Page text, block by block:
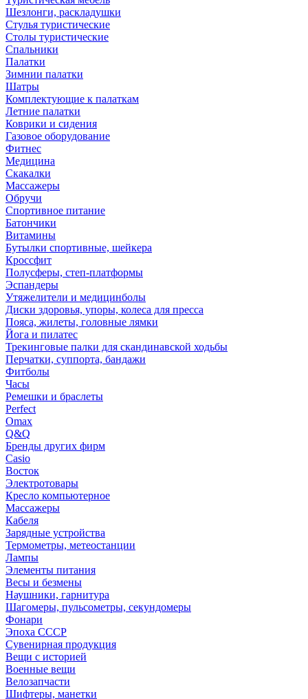
Шезлонги, раскладушки
Стулья туристические
Столы туристические
Спальники
Палатки
Зимнии палатки
Шатры
Комплектующие к палаткам
Летние палатки
Коврики и сидения
Газовое оборудование
Фитнес
Медицина
Скакалки
Массажеры
Обручи
Спортивное питание
Батончики
Витамины
Бутылки спортивные, шейкера
Кроссфит
Полусферы, степ-платформы
Эспандеры
Утяжелители и медицинболы
Диски здоровья, упоры, колеса для пресса
Пояса, жилеты, головные лямки
Йога и пилатес
Трекинговые палки для скандинавской ходьбы
Перчатки, суппорта, бандажи
Фитболы
Часы
Ремешки и браслеты
Perfect
Omax
Q&Q
Бренды других фирм
Casio
Восток
Электротовары
Кресло компьютерное
Массажеры
Кабеля
Зарядные устройства
Термометры, метеостанции
Лампы
Элементы питания
Весы и безмены
Наушники, гарнитура
Шагомеры, пульсометры, секундомеры
Фонари
Эпоха СССР
Сувенирная продукция
Вещи с историей
Военные вещи
Велозапчасти
Шифтеры, манетки